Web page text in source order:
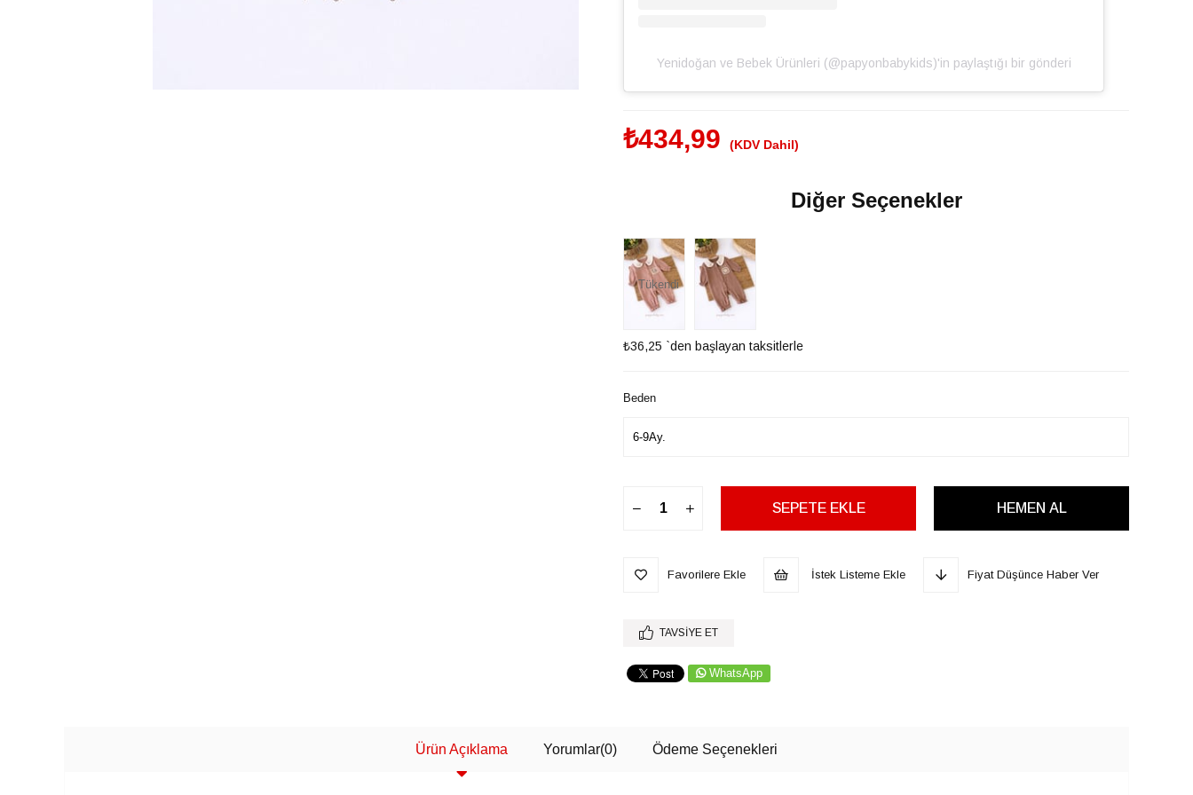
Yenidoğan ve Bebek Ürünleri (@papyonbabykids)'in paylaştığı bir gönderi
₺434,99 (KDV Dahil)
Diğer Seçenekler
Tükendi
₺36,25 `den başlayan taksitlerle
Beden
Favorilere Ekle İstek Listeme Ekle Fiyat Düşünce Haber Ver
TAVSIYE ET
WhatsApp
Ürün Açıklama Yorumlar(0) Ödeme Seçenekleri